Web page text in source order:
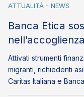
ATTUALITÀ - NEWS
Banca Etica
nell’accoglienza
Attivati strumenti
migranti, richiedenti
Caritas Italiana e